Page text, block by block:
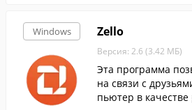
Windows Zello
Версия: 2.6 (3.42 МБ)
Эта программа
на связи с
пьютер в